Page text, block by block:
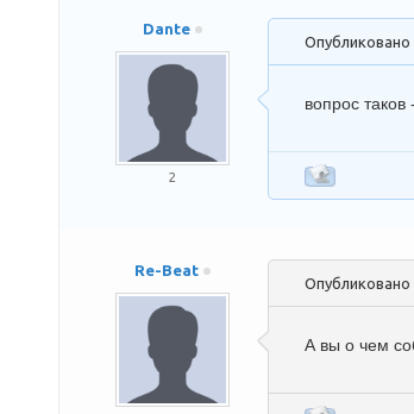
Dante
2
Опубликовано
вопрос таков
Re-Beat
Опубликовано
А вы о чем